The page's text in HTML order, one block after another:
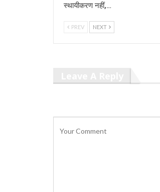
स्थायीकरण नहीं,…
PREV NEXT